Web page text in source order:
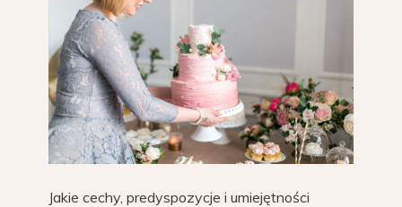
Jakie cechy, predyspozycje i umiejętności